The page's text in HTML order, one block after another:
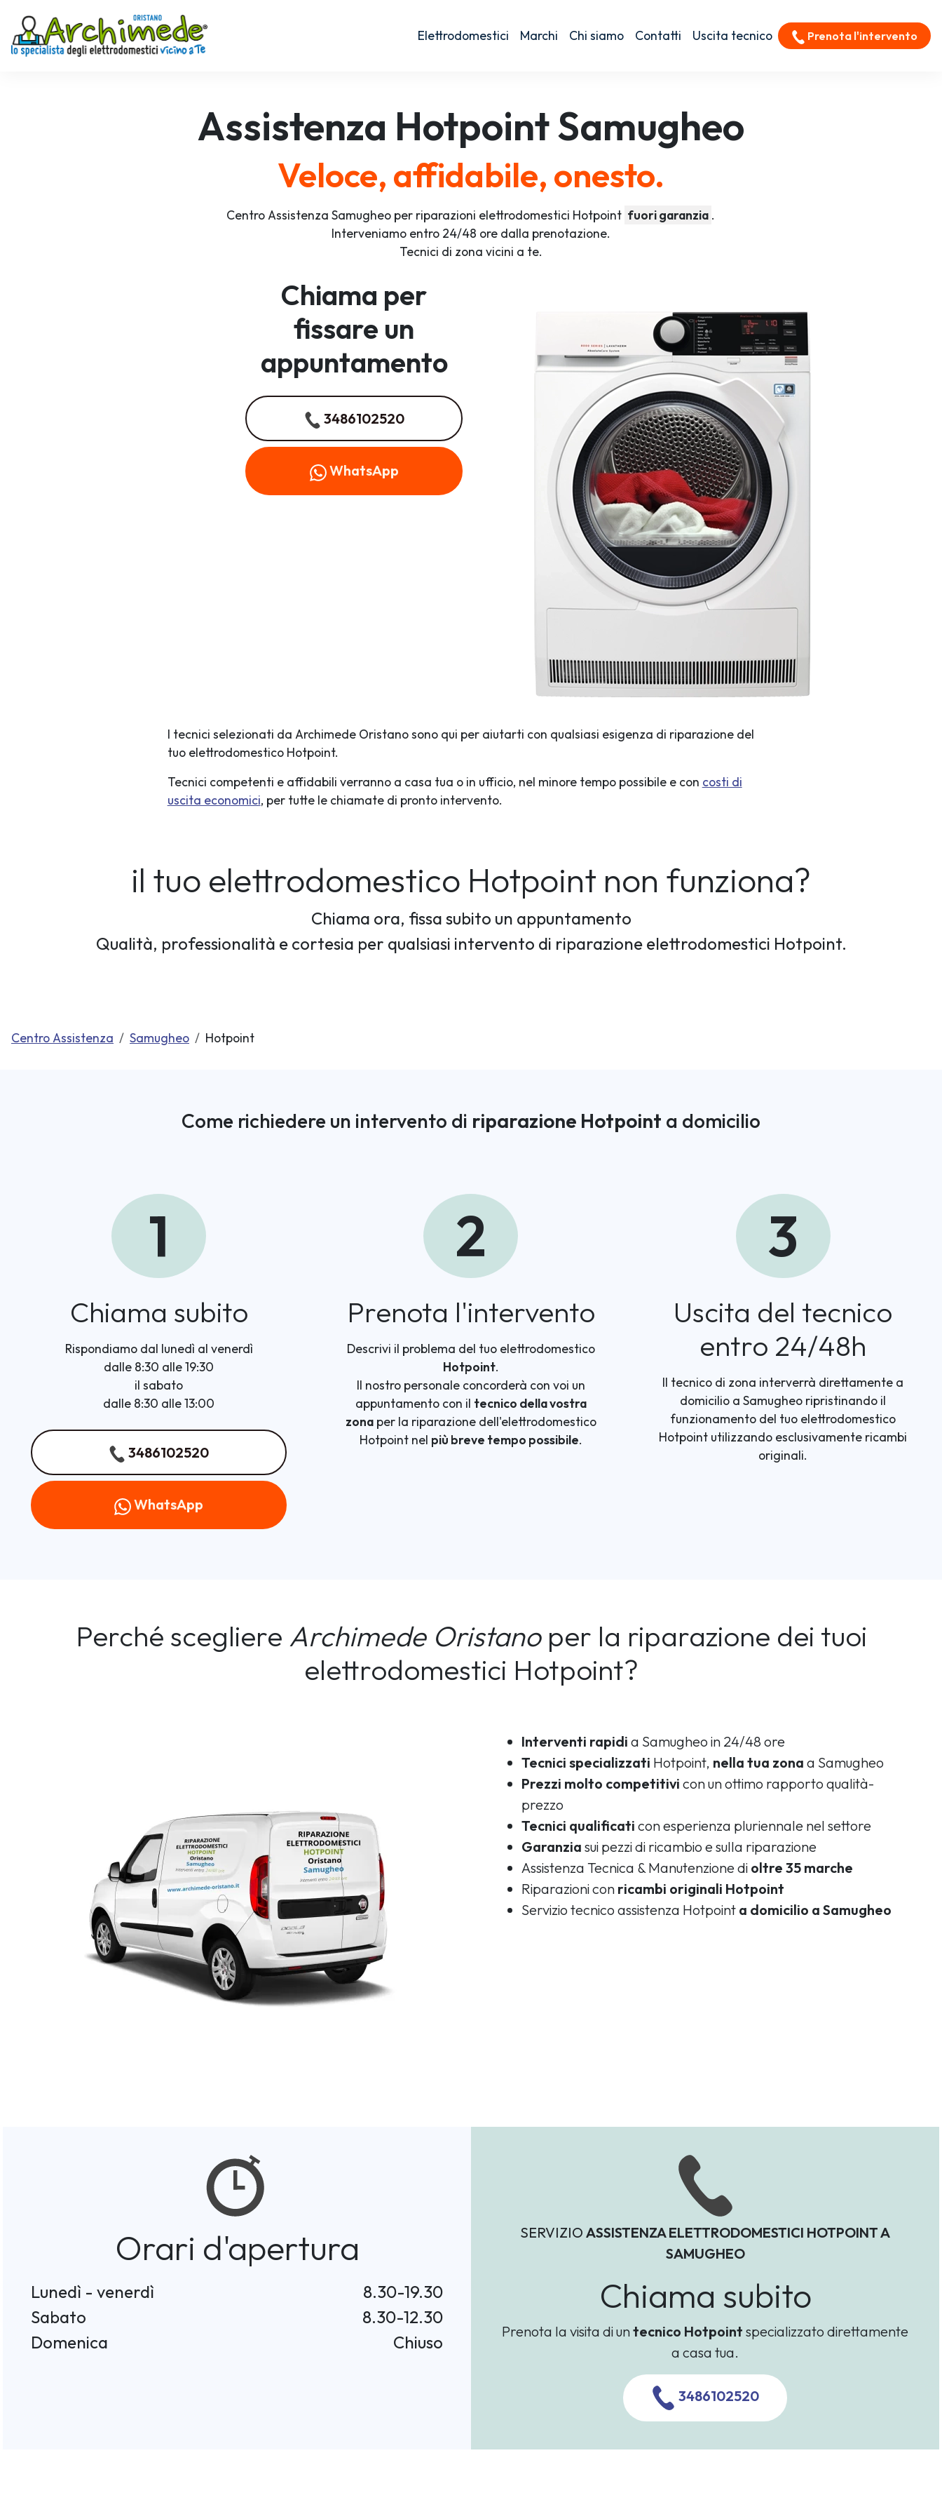
Elettrodomestici Marchi Chi siamo Contatti Uscita tecnico Prenota l'intervento
Assistenza HotpointSamugheo
Veloce, affidabile, onesto.
Centro Assistenza Samugheo per riparazioni elettrodomestici Hotpoint fuori garanzia .
Interveniamo entro 24/48 ore dalla prenotazione.
Tecnici di zona vicini a te.
Chiama per
fissare un
appuntamento
3486102520
WhatsApp
I tecnici selezionati da Archimede Oristano sono qui per aiutarti con qualsiasi esigenza di riparazione del
tuo elettrodomestico Hotpoint.
Tecnici competenti e affidabili verranno a casa tua o in ufficio, nel minore tempo possibile e con costi di
uscita economici, per tutte le chiamate di pronto intervento.
il tuo elettrodomestico Hotpoint non funziona?
Chiama ora, fissa subito un appuntamento
Qualità, professionalità e cortesia per qualsiasi intervento di riparazione elettrodomestici Hotpoint.
Centro Assistenza Samugheo Hotpoint
Come richiedere un intervento di riparazione Hotpoint a domicilio
1
Chiama subito
Rispondiamo dal lunedì al venerdì
dalle 8:30 alle 19:30
il sabato
dalle 8:30 alle 13:00
3486102520
WhatsApp
2
Prenota l'intervento
Descrivi il problema del tuo elettrodomestico
Hotpoint.
Il nostro personale concorderà con voi un
appuntamento con il tecnico della vostra
zonaper la riparazione dell'elettrodomestico
Hotpoint nel più breve tempo possibile.
3
Uscita del tecnico
entro 24/48h
Il tecnico di zona interverrà direttamente a
domicilio a Samugheo ripristinando il
funzionamento del tuo elettrodomestico
Hotpoint utilizzando esclusivamente ricambi
originali.
Perché scegliere Archimede Oristanoper la riparazione dei tuoi
elettrodomestici Hotpoint?
Interventi rapidi a Samugheo in 24/48 ore
Tecnici specializzati Hotpoint, nella tua zona a Samugheo
Prezzi molto competitivi con un ottimo rapporto qualità-
prezzo
Tecnici qualificati con esperienza pluriennale nel settore
Garanzia sui pezzi di ricambio e sulla riparazione
Assistenza Tecnica & Manutenzione di oltre 35 marche
Riparazioni con ricambi originali Hotpoint
Servizio tecnico assistenza Hotpoint a domicilio a Samugheo
Orari d'apertura
Lunedì - venerdì
8.30-19.30
Sabato
8.30-12.30
Domenica
Chiuso
SERVIZIO ASSISTENZA ELETTRODOMESTICI HOTPOINT A
SAMUGHEO
Chiama subito
Prenota la visita di untecnico Hotpoint specializzato direttamente
a casa tua.
3486102520